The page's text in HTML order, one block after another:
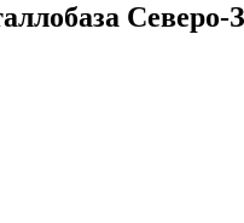
Северо-